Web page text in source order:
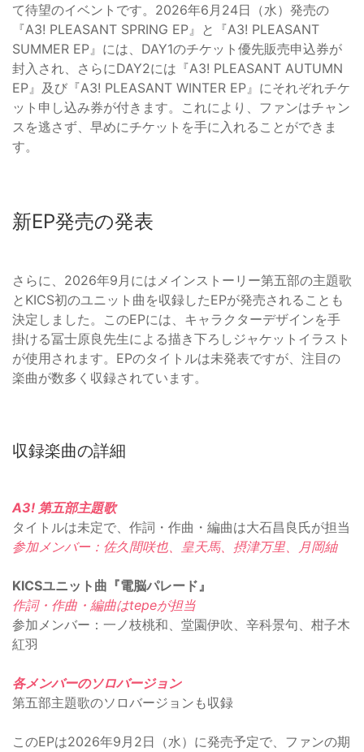
て待望のイベントです。2026年6月24日（水）発売の
『A3! PLEASANT SPRING EP』と『A3! PLEASANT
SUMMER EP』には、DAY1のチケット優先販売申込券が
封入され、さらにDAY2には『A3! PLEASANT AUTUMN
EP』及び『A3! PLEASANT WINTER EP』にそれぞれチケ
ット申し込み券が付きます。これにより、ファンはチャン
スを逃さず、早めにチケットを手に入れることができま
す。
新EP発売の発表
さらに、2026年9月にはメインストーリー第五部の主題歌
とKICS初のユニット曲を収録したEPが発売されることも
決定しました。このEPには、キャラクターデザインを手
掛ける冨士原良先生による描き下ろしジャケットイラスト
が使用されます。EPのタイトルは未発表ですが、注目の
楽曲が数多く収録されています。
収録楽曲の詳細
A3! 第五部主題歌
タイトルは未定で、作詞・作曲・編曲は大石昌良氏が担当
参加メンバー：佐久間咲也、皇天馬、摂津万里、月岡紬
KICSユニット曲『電脳パレード』
作詞・作曲・編曲はtepeが担当
参加メンバー：一ノ枝桃和、堂園伊吹、辛科景句、柑子木
紅羽
各メンバーのソロバージョン
第五部主題歌のソロバージョンも収録
このEPは2026年9月2日（水）に発売予定で、ファンの期